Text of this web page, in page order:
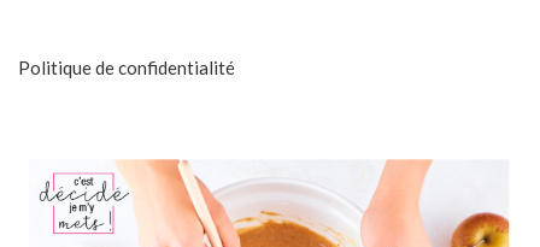
Politique de confidentialité